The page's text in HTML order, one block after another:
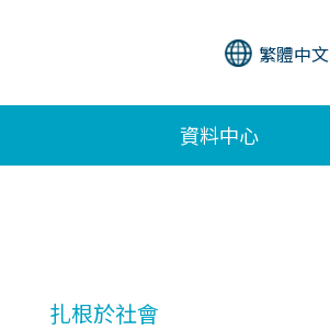
繁體中文
資料中心
扎根於社會